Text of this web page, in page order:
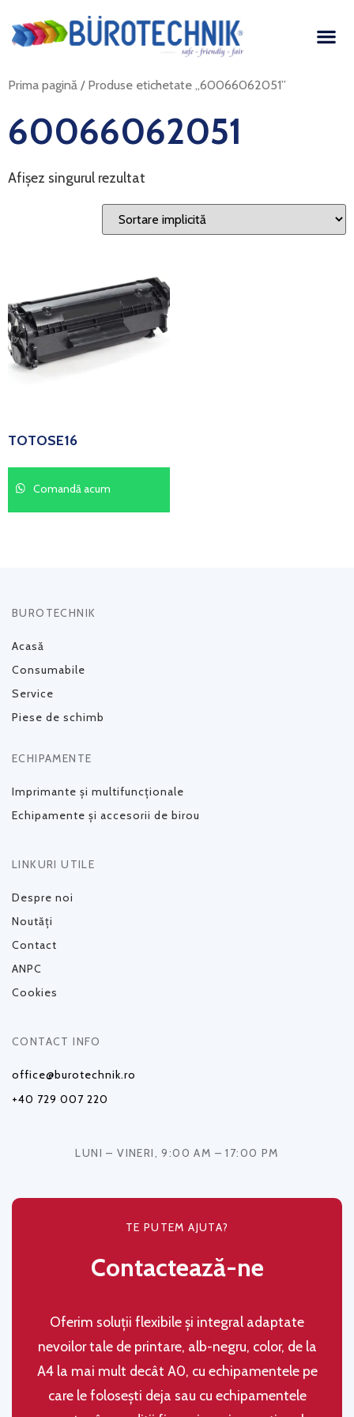
Prima pagină / Produse etichetate „60066062051”
60066062051
Afișez singurul rezultat
TOTOSE16
Comandă acum
BUROTECHNIK
Acasă
Consumabile
Service
Piese de schimb
ECHIPAMENTE
Imprimante și multifuncționale
Echipamente și accesorii de birou
LINKURI UTILE
Despre noi
Noutăți
Contact
ANPC
Cookies
CONTACT INFO
office@burotechnik.ro
+40 729 007 220
LUNI – VINERI, 9:00 AM – 17:00 PM
TE PUTEM AJUTA?
Contactează-ne
Oferim soluţii flexibile şi integral adaptate
nevoilor tale de printare, alb-negru, color, de la
A4 la mai mult decât A0, cu echipamentele pe
care le folosești deja sau cu echipamentele